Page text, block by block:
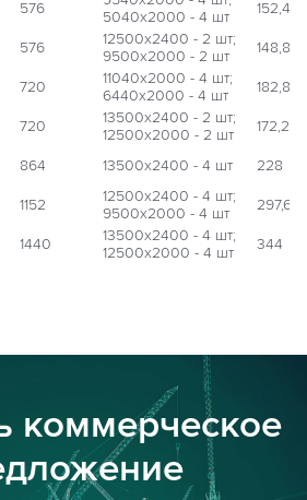
576
5040х2000 - 4 шт
152,4
576
12500х2400 - 2 шт;
9500х2000 - 2 шт
148,8
720
11040х2000 - 4 шт;
6440х2000 - 4 шт
182,8
720
13500х2400 - 2 шт;
12500х2000 - 2 шт
172,2
864 13500х2400 - 4 шт 228
1152
12500х2400 - 4 шт;
9500х2000 - 4 шт
297,6
1440
13500х2400 - 4 шт;
12500х2000 - 4 шт
344
коммерческое